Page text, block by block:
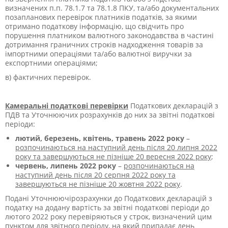
визначених п.п. 78.1.7 та 78.1.8 ПКУ, та/або документальних
позапланових перевірок платників податків, за якими
отримано податкову інформацію, що свідчить про
порушення платником валютного законодавства в частині
дотримання граничних строків надходження товарів за
імпортними операціями та/або валютної виручки за
експортними операціями;
в) фактичних перевірок.
Камеральні податкові перевірки Податкових декларацій з
ПДВ та Уточнюючих розрахунків до них за звітні податкові
періоди:
лютий, березень, квітень, травень 2022 року –
розпочинаються на наступний день після 20 липня 2022
року та завершуються не пізніше 20 вересня 2022 року;
червень, липень 2022 року – розпочинаються на
наступний день після 20 серпня 2022 року та
завершуються не пізніше 20 жовтня 2022 року.
Подані Уточнюючірозрахунки до Податкових декларацій з
податку на додану вартість за звітні податкові періоди до
лютого 2022 року перевіряються у строк, визначений цим
пунктом для звітного періоду, на який припадає день